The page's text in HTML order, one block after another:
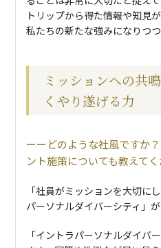
トリップから得た情報や知見
私たちの新たな強みになりつつ
ミッションへの共
くやり遂げる力
どのような社風ですか
ント施策についても教えてく
「社員がミッションを大切に
パーソナルダイバーシティ」が
「イントラパーソナルダイバ